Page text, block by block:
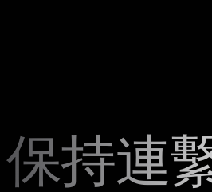
保持連繫